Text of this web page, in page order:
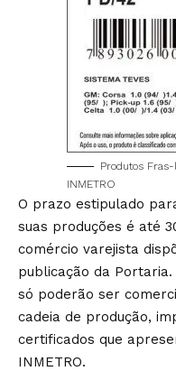
Produtos
INMETRO
O prazo estipulado
suas produções é até
comércio varejista
publicação da
só poderão ser
cadeia de produção,
certificados que
INMETRO.